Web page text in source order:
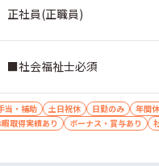
正社員(正職員)
■社会福祉士必須
当・補助 土日祝休 日勤のみ
年間
取得実績あり
ボーナス・賞与あり